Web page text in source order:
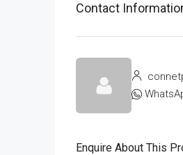
Contact
Enquire About This